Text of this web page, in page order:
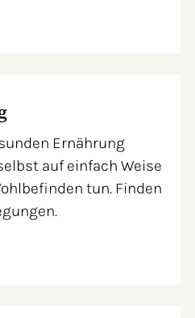
Ernährung
auf einfach Weise
tun. Finden